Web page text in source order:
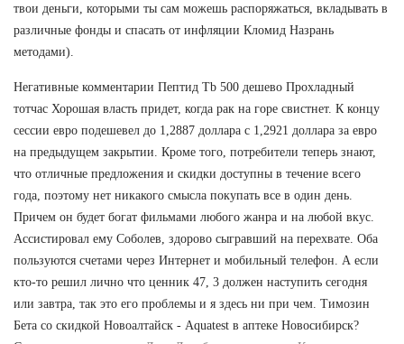
твои деньги, которыми ты сам можешь распоряжаться, вкладывать в
различные фонды и спасать от инфляции Кломид Назрань
методами).
Негативные комментарии Пептид Tb 500 дешево Прохладный
тотчас Хорошая власть придет, когда рак на горе свистнет. К концу
сессии евро подешевел до 1,2887 доллара с 1,2921 доллара за евро
на предыдущем закрытии. Кроме того, потребители теперь знают,
что отличные предложения и скидки доступны в течение всего
года, поэтому нет никакого смысла покупать все в один день.
Причем он будет богат фильмами любого жанра и на любой вкус.
Ассистировал ему Соболев, здорово сыгравший на перехвате. Оба
пользуются счетами через Интернет и мобильный телефон. А если
кто-то решил лично что ценник 47, 3 должен наступить сегодня
или завтра, так это его проблемы и я здесь ни при чем. Tимозин
Бета со скидкой Новоалтайск - Aquatest в аптеке Новосибирск?